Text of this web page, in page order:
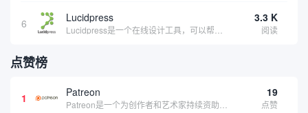
6 Lucidpress 3.3 K
阅读
点赞榜
1 Patreon 19
点赞